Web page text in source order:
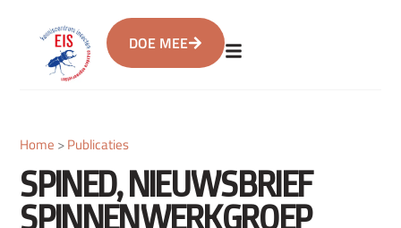
DOE MEE
Home >Publicaties
SPINED, NIEUWSBRIEF
SPINNENWERKGROEP